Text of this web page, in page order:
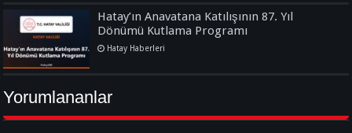
Hatay’ın Anavatana Katılışının 87. Yıl
Dönümü Kutlama Programı
Hatay Haberleri
Yorumlananlar